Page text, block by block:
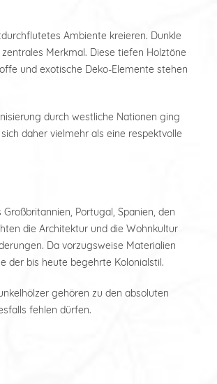
Ambiente kreieren. Dunkle
Merkmal. Diese tiefen Holztöne
und exotische Deko-Elemente stehen
durch westliche Nationen ging
daher vielmehr als eine respektvolle
Portugal, Spanien, den
die Architektur und die Wohnkultur
Da vorzugsweise Materialien
der bis heute begehrte Kolonialstil.
gehören zu den absoluten
fehlen dürfen.